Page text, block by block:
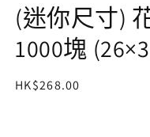
啟
多
媒
體
案
(迷你尺寸)
1000塊
定
HK$268.00